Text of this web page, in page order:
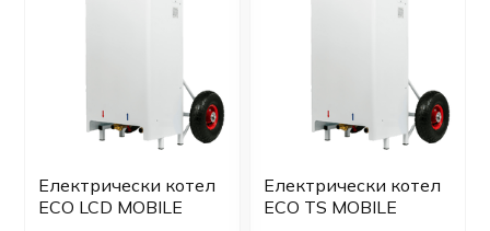
Електрически котел
ECO LCD MOBILE
Електрически котел
ECO TS MOBILE